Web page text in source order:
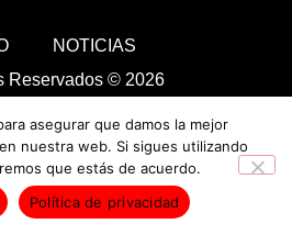
NOTICIAS
Reservados © 2026
asegurar que damos la mejor
nuestra web. Si sigues utilizando
que estás de acuerdo.
Política de privacidad